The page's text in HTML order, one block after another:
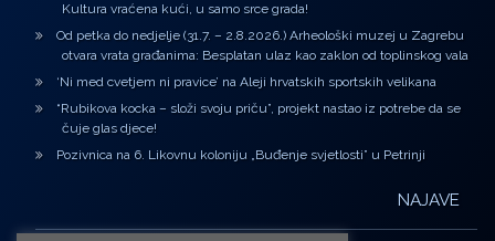
Kultura vraćena kući, u samo srce grada!
Od petka do nedjelje (31.7. – 2.8.2026.) Arheološki muzej u Zagrebu
otvara vrata građanima: Besplatan ulaz kao zaklon od toplinskog vala
‘Ni med cvetjem ni pravice’ na Aleji hrvatskih sportskih velikana
“Rubikova kocka – složi svoju priču”, projekt nastao iz potrebe da se
čuje glas djece!
Pozivnica na 6. Likovnu koloniju „Buđenje svjetlosti” u Petrinji
NAJAVE